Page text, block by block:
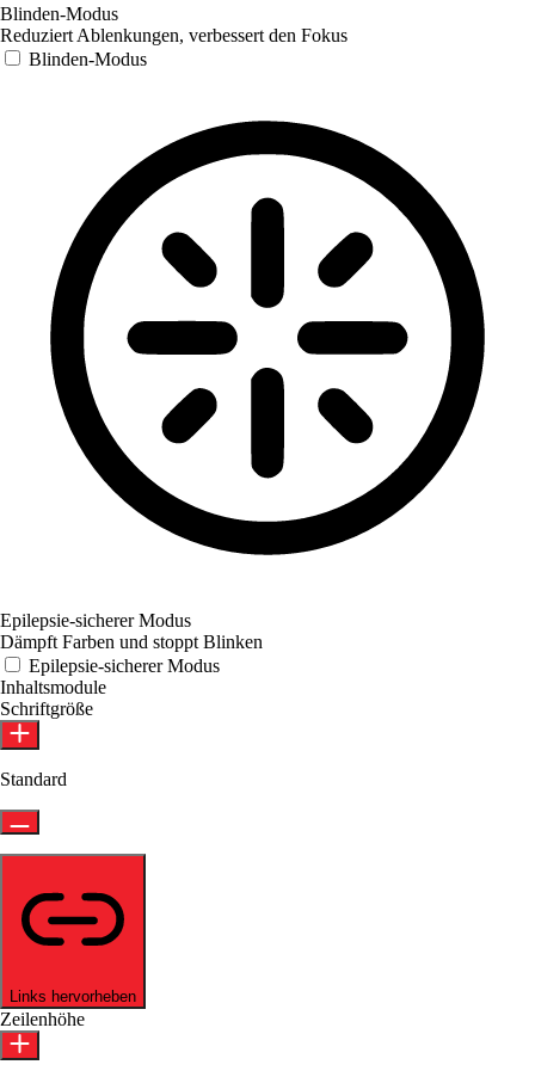
Blinden-Modus
Reduziert Ablenkungen, verbessert den Fokus
Blinden-Modus
Epilepsie-sicherer Modus
Dämpft Farben und stoppt Blinken
Epilepsie-sicherer Modus
Inhaltsmodule
Schriftgröße
Standard
Links hervorheben
Zeilenhöhe